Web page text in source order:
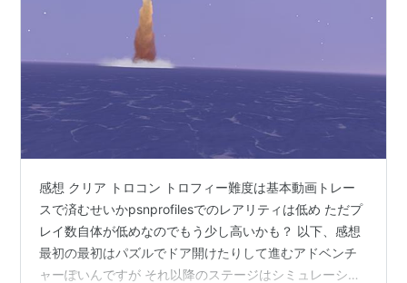
感想 クリア トロコン トロフィー難度は基本動画トレー
スで済むせいかpsnprofilesでのレアリティは低め ただプ
レイ数自体が低めなのでもう少し高いかも？ 以下、感想
最初の最初はパズルでドア開けたりして進むアドベンチ
ャーぽいんですが それ以降のステージはシミュレーショ